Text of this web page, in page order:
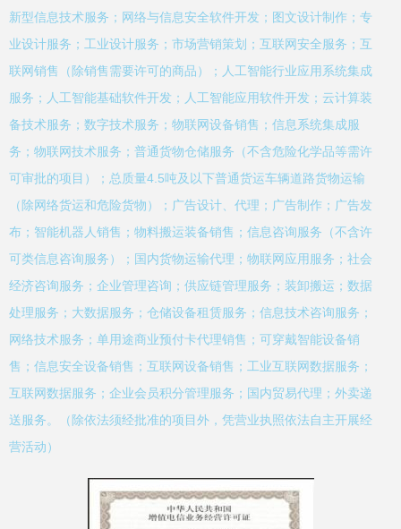
新型信息技术服务；网络与信息安全软件开发；图文设计制作；专
业设计服务；工业设计服务；市场营销策划；互联网安全服务；互
联网销售（除销售需要许可的商品）；人工智能行业应用系统集成
服务；人工智能基础软件开发；人工智能应用软件开发；云计算装
备技术服务；数字技术服务；物联网设备销售；信息系统集成服
务；物联网技术服务；普通货物仓储服务（不含危险化学品等需许
可审批的项目）；总质量4.5吨及以下普通货运车辆道路货物运输
（除网络货运和危险货物）；广告设计、代理；广告制作；广告发
布；智能机器人销售；物料搬运装备销售；信息咨询服务（不含许
可类信息咨询服务）；国内货物运输代理；物联网应用服务；社会
经济咨询服务；企业管理咨询；供应链管理服务；装卸搬运；数据
处理服务；大数据服务；仓储设备租赁服务；信息技术咨询服务；
网络技术服务；单用途商业预付卡代理销售；可穿戴智能设备销
售；信息安全设备销售；互联网设备销售；工业互联网数据服务；
互联网数据服务；企业会员积分管理服务；国内贸易代理；外卖递
送服务。（除依法须经批准的项目外，凭营业执照依法自主开展经
营活动）